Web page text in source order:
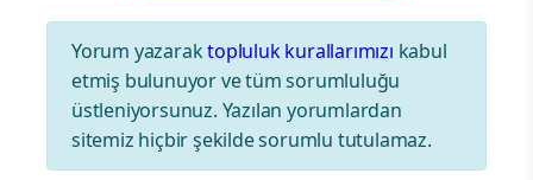
Yorum yazaraktopluluk kurallarımızı kabul
etmiş bulunuyor ve tüm sorumluluğu
üstleniyorsunuz. Yazılan yorumlardan
sitemiz hiçbir şekilde sorumlu tutulamaz.